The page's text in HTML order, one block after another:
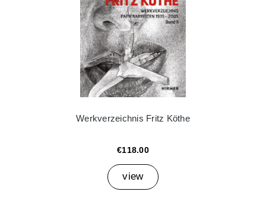
Werkverzeichnis Fritz Köthe
€118.00
view